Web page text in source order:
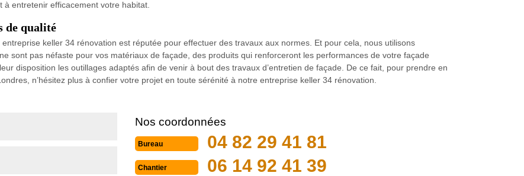
entretenir efficacement votre habitat.
de qualité
keller 34 rénovation est réputée pour effectuer des travaux aux normes. Et pour cela, nous utilisons
sont pas néfaste pour vos matériaux de façade, des produits qui renforceront les performances de votre façade
disposition les outillages adaptés afin de venir à bout des travaux d’entretien de façade. De ce fait, pour prendre en
n’hésitez plus à confier votre projet en toute sérénité à notre entreprise keller 34 rénovation.
Nos coordonnées
Bureau 04 82 29 41 81
Chantier 06 14 92 41 39